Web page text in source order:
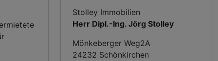
Stolley Immobilien
Herr Dipl.-Ing. Jörg Stolley
Mönkeberger Weg2A
24232 Schönkirchen